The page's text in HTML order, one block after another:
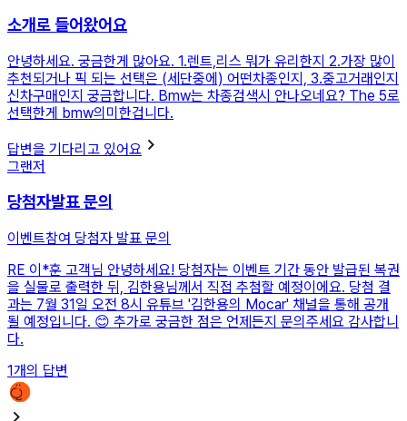
소개로 들어왔어요
안녕하세요. 궁금한게 많아요. 1.렌트,리스 뭐가 유리한지 2.가장 많이
추천되거나 픽 되는 선택은 (세단중에) 어떤차종인지, 3.중고거래인지
신차구매인지 궁금합니다. Bmw는 차종검색시 안나오네요? The 5로
선택한게 bmw의미한겁니다.
답변을 기다리고 있어요
그랜저
당첨자발표 문의
이벤트참여 당첨자 발표 문의
RE 이*훈 고객님 안녕하세요! 당첨자는 이벤트 기간 동안 발급된 복권
을 실물로 출력한 뒤, 김한용님께서 직접 추첨할 예정이에요. 당첨 결
과는 7월 31일 오전 8시 유튜브 '김한용의 Mocar' 채널을 통해 공개
될 예정입니다. 😊 추가로 궁금한 점은 언제든지 문의주세요 감사합니
다.
1개의 답변